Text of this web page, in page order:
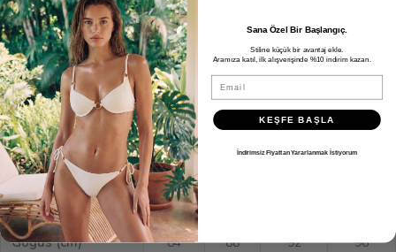
Ölçü Tablosu
XS M
EU 34 36 38 40
US 2 6
UK 6
Göğüs (cm) 84 88 92 96
Sana Özel Bir Başlangıç.
Stiline küçük bir avantaj ekle.
Aramıza katıl, ilk alışverişinde %10 indirim kazan.
Email
KEŞFE BAŞLA
İndirimsiz Fiyattan Yararlanmak İstiyorum